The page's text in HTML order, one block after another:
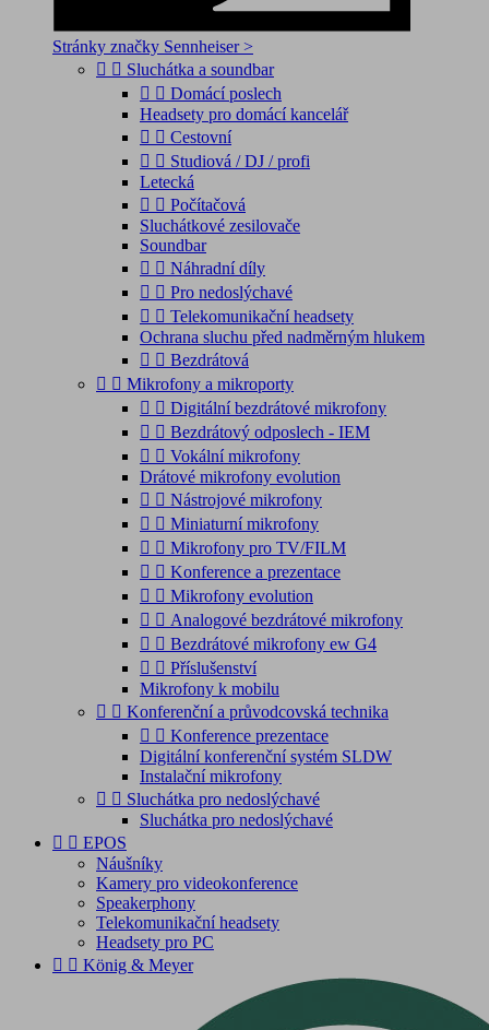
Stránky značky Sennheiser >
  Sluchátka a soundbar
  Domácí poslech
Headsety pro domácí kancelář
  Cestovní
  Studiová / DJ / profi
Letecká
  Počítačová
Sluchátkové zesilovače
Soundbar
  Náhradní díly
  Pro nedoslýchavé
  Telekomunikační headsety
Ochrana sluchu před nadměrným hlukem
  Bezdrátová
  Mikrofony a mikroporty
  Digitální bezdrátové mikrofony
  Bezdrátový odposlech - IEM
  Vokální mikrofony
Drátové mikrofony evolution
  Nástrojové mikrofony
  Miniaturní mikrofony
  Mikrofony pro TV/FILM
  Konference a prezentace
  Mikrofony evolution
  Analogové bezdrátové mikrofony
  Bezdrátové mikrofony ew G4
  Příslušenství
Mikrofony k mobilu
  Konferenční a průvodcovská technika
  Konference prezentace
Digitální konferenční systém SLDW
Instalační mikrofony
  Sluchátka pro nedoslýchavé
Sluchátka pro nedoslýchavé
  EPOS
Náušníky
Kamery pro videokonference
Speakerphony
Telekomunikační headsety
Headsety pro PC
  König & Meyer